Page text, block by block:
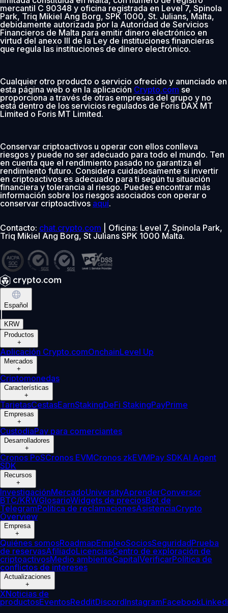
mercantil C 90348 y oficina registrada en Level 7, Spinola
Park, Triq Mikiel Ang Borg, SPK 1000, St. Julians, Malta,
debidamente autorizada por la Autoridad de Servicios
Financieros de Malta para emitir dinero electrónico en
virtud del anexo III de la Ley de instituciones financieras
que regula las instituciones de dinero electrónico.
Cualquier otro producto o servicio ofrecido y anunciado en
esta página web o en la aplicación Crypto.com se
proporciona a través de otras empresas del grupo y no
está dentro de los servicios regulados de Foris DAX MT
Limited o Foris MT Limited.
Conservar criptoactivos u operar con ellos conlleva
riesgos y puede no ser adecuado para todo el mundo. Ten
en cuenta que el rendimiento pasado no garantiza el
rendimiento futuro. Considera cuidadosamente si invertir
en criptoactivos es adecuado para ti según tu situación
financiera y tolerancia al riesgo. Puedes encontrar más
información sobre los riesgos asociados con operar o
conservar criptoactivos aquí.
Contacto: chat.crypto.com | Oficina: Level 7, Spinola Park,
Triq Mikiel Ang Borg, St Julians SPK 1000 Malta.
Español
KRW
Productos
+
Aplicación Crypto.comOnchainLevel Up
Mercados
+
Criptomonedas
Características
+
TarjetasCestasEarnStakingDeFi StakingPayPrime
Empresas
+
CustodiaPay para comerciantes
Desarrolladores
+
Cronos PoSCronos EVMCronos zkEVMPay SDKAI Agent
SDK
Recursos
+
InvestigaciónMercadoUniversityAprenderConversor
BTC/KRWGlosarioWidgets de preciosBot de
TelegramPolítica de reclamacionesAsistenciaCrypto
Overview
Empresa
+
Quiénes somosRoadmapEmpleoSociosSeguridadPrueba
de reservasAfiliadoLicenciasCentro de exploración de
criptoactivosMedio ambienteCapitalVerificarPolítica de
conflictos de intereses
Actualizaciones
+
XNoticias de
productosEventosRedditDiscordInstagramFacebook